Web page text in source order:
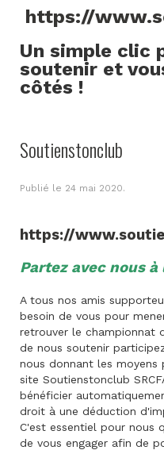
https://
Un simple clic
soutenir et
côtés !
Soutienstonclub
Publié le 24 mai 2020.
https://
Partez avec nous
A tous nos amis
besoin de vous pour
retrouver le championnat
de nous soutenir
nous donnant les
site Soutienstonclub
bénéficier
droit à une déduction
C'est essentiel pour nous
de vous engager afin de